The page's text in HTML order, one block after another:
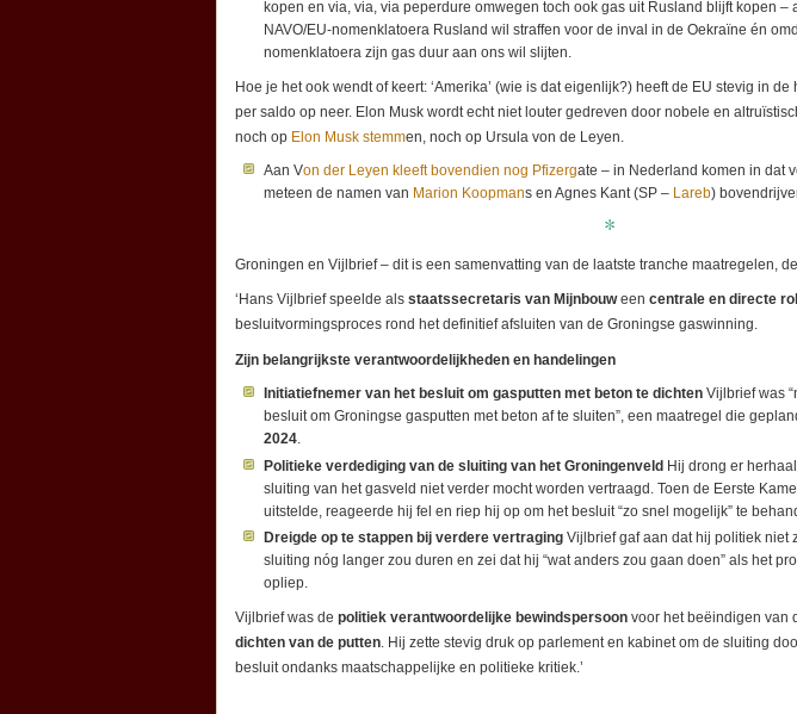
kopen en via, via, via peperdure omwegen toch ook gas uit Rusland blijft kopen –
NAVO/EU-nomenklatoera Rusland wil straffen voor de inval in de Oekraïne én
nomenklatoera zijn gas duur aan ons wil slijten.
Hoe je het ook wendt of keert: ‘Amerika’ (wie is dat eigenlijk?) heeft de EU stevig in
per saldo op neer. Elon Musk wordt echt niet louter gedreven door nobele en
noch op Elon Musk stemmen, noch op Ursula von de Leyen.
Aan Von der Leyen kleeft bovendien nog Pfizergate – in Nederland komen in dat
meteen de namen van Marion Koopmans en Agnes Kant (SP – Lareb)
*
Groningen en Vijlbrief – dit is een samenvatting van de laatste tranche maatregelen, de
‘Hans Vijlbrief speelde als staatssecretaris van Mijnbouween centrale en directe rol
besluitvormingsproces rond het definitief afsluiten van de Groningse gaswinning.
Zijn belangrijkste verantwoordelijkheden en handelingen
Initiatiefnemer van het besluit om gasputten met beton te dichten Vijlbrief was
besluit om Groningse gasputten met beton af te sluiten”, een maatregel die
2024.
Politieke verdediging van de sluiting van het Groningenveld Hij drong er
sluiting van het gasveld niet verder mocht worden vertraagd. Toen de Eerste
uitstelde, reageerde hij fel en riep hij op om het besluit “zo snel mogelijk” te
Dreigde op te stappen bij verdere vertraging Vijlbrief gaf aan dat hij politiek niet
sluiting nóg langer zou duren en zei dat hij “wat anders zou gaan doen” als het
opliep.
Vijlbrief was de politiek verantwoordelijke bewindspersoon voor het beëindigen van
dichten van de putten . Hij zette stevig druk op parlement en kabinet om de sluiting
besluit ondanks maatschappelijke en politieke kritiek.’